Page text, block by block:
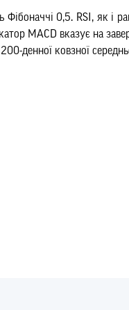
0,5. RSI, як і
MACD вказує на
денної ковзної